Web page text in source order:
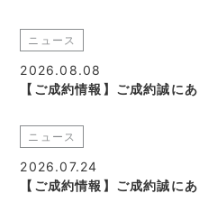
ニュース
2026.08.08
【ご成約情報】ご成約誠に
ニュース
2026.07.24
【ご成約情報】ご成約誠に